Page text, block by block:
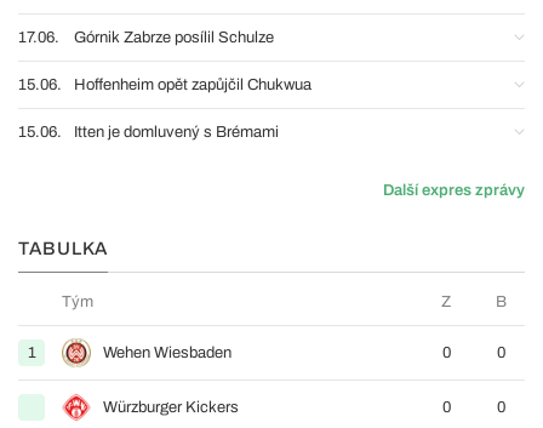
17.06. Górnik Zabrze posílil Schulze
15.06. Hoffenheim opět zapůjčil Chukwua
15.06. Itten je domluvený s Brémami
Další expres zprávy
TABULKA
Tým Z B
1 Wehen Wiesbaden 0 0
Würzburger Kickers 0 0